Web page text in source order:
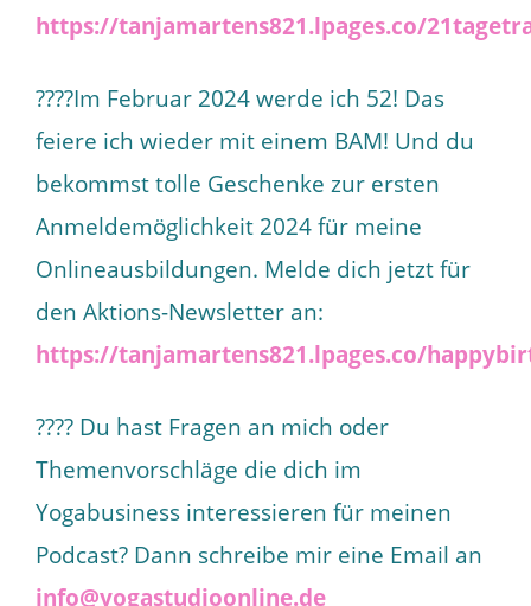
https://tanjamartens821.lpages.co/
????Im Februar 2024 werde ich 52! Das
feiere ich wieder mit einem BAM! Und du
bekommst tolle Geschenke zur ersten
Anmeldemöglichkeit 2024 für meine
Onlineausbildungen. Melde dich jetzt für
den Aktions-Newsletter an:
https://tanjamartens821.lpages.co/
???? Du hast Fragen an mich oder
Themenvorschläge die dich im
Yogabusiness interessieren für meinen
Podcast? Dann schreibe mir eine Email an
info@yogastudioonline.de